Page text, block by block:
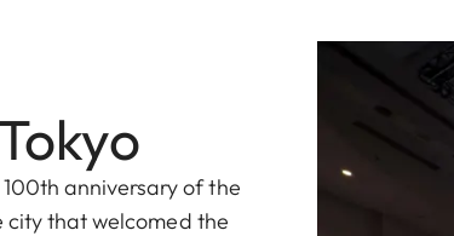
anniversary of the
city that welcomed the